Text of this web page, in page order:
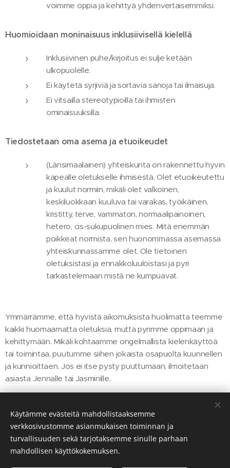
voimme oppia ja kehittyä yhdenvertaisemmiksi.
Huomioidaan moninaisuus inklusiivisellä kielellä
Inklusiivinen puhe/kirjoitus ei sulje ketään
ulkopuolelle.
Ei käytetä syrjiviä ja sortavia sanoja tai ilmaisuja.
Ei vitsailla stereotypioilla tai ihmisten
ominaisuuksilla.
Tiedostetaan oma asema ja etuoikeudet
(Länsimaalainen) yhteiskunta on rakennettu hyvin
kapealle oletukselle ihmisestä. Olet etuoikeutettu
ja kuulut normiin, mikäli olet valkoinen,
keskiluokkaan kuuluva tai varakas, työikäinen,
kristitty, terve, vammaton, normaalipainoinen,
hetero, cis-sukupuolinen mies. Mitä enemmän
poikkeat normista, sen huonommassa asemassa
yhteiskunnassamme olet. Ole tietoinen
oletuksistasi ja ennakkoluuloistasi ja pyri
tarkastelemaan mistä ne kumpuavat.
Ymmärrämme, että hyvistä aikomuksista huolimatta teemme
kaikki huomaamatta oletuksia, mutta pyrimme oppimaan ja
kehittymään. Mikäli kohtaamme ongelmallista kielenkäyttöä
tai toimintaa, puutumme siihen jokaista osapuolta kuunnellen
ja kunnioittaen. Jos ei itse pysty puuttumaan, ilmoitetaan
asiasta Jennalle tai Jasminille.
Sitten, kun tiedät paremmin, tee paremmin."
Käytämme evästeitä mahdollistaaksemme
verkkosivustomme asianmukaisen toiminnan ja
turvallisuuden sekä tarjotaksemme sinulle parhaan
mahdollisen käyttökokemuksen.